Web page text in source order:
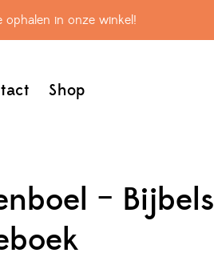
ophalen in onze winkel!
Shop
– Bijbels